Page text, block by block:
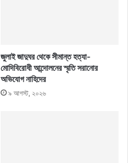
জুলাই জাদুঘর থেকে সীমান্ত হত্যা-
মোদিবিরোধী আন্দোলনের স্মৃতি সরানোর
অভিযোগ নাহিদের
৯ আগস্ট, ২০২৬